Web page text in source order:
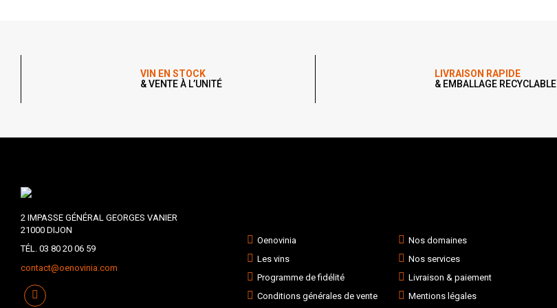
VIN EN STOCK
& VENTE À L’UNITÉ
LIVRAISON RAPIDE
& EMBALLAGE RECYCLABLE
2 IMPASSE GÉNÉRAL GEORGES VANIER
21000 DIJON
TÉL. 03 80 20 06 59
contact@oenovinia.com
Oenovinia
Nos domaines
Les vins
Nos services
Programme de fidélité
Livraison & paiement
Conditions générales de vente
Mentions légales